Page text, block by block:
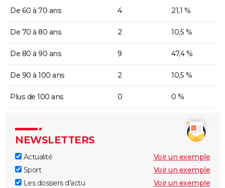
De 60 à 70 ans 4 21,1 %
De 70 à 80 ans 2 10,5 %
De 80 à 90 ans 9 47,4 %
De 90 à 100 ans 2 10,5 %
Plus de 100 ans 0 0 %
NEWSLETTERS
Actualité
Voir un exemple
Sport
Voir un exemple
Les dossiers d'actu
Voir un exemple